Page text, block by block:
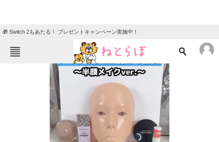
🎁 Switch 2もあたる！ プレゼントキャンペーン実施中！
ねとらぼメニュー
地域
教育・育児